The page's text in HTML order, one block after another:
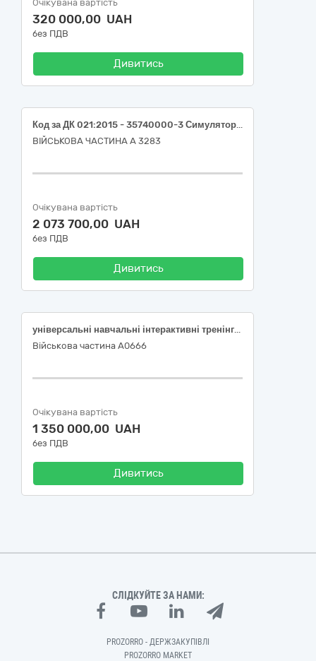
Очікувана вартість
320 000,00 UAH
без ПДВ
Дивитись
Код за ДК 021:2015 - 35740000-3 Симулятори бойових дій
ВІЙСЬКОВА ЧАСТИНА А 3283
Очікувана вартість
2 073 700,00 UAH
без ПДВ
Дивитись
універсальні навчальні інтерактивні тренінгові системи виробництва ТОВ "Л7 ІНДАСТРІ"
Військова частина А0666
Очікувана вартість
1 350 000,00 UAH
без ПДВ
Дивитись
СЛІДКУЙТЕ ЗА НАМИ:
PROZORRO - ДЕРЖЗАКУПІВЛІ
PROZORRO MARKET